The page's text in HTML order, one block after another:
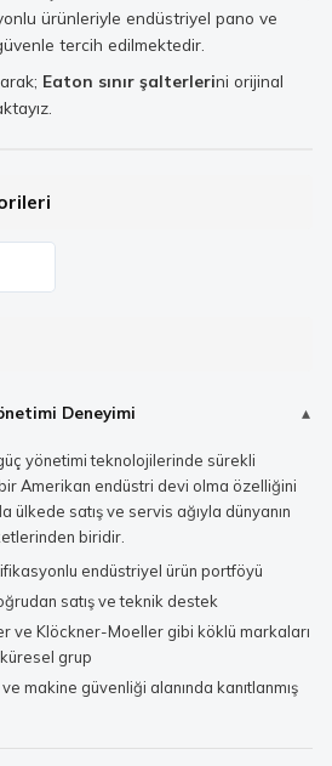
ürünleriyle endüstriyel pano ve
tercih edilmektedir.
Eaton sınır şalterlerini orijinal
Deneyimi
yönetimi teknolojilerinde sürekli
Amerikan endüstri devi olma özelliğini
ülkede satış ve servis ağıyla dünyanın
biridir.
endüstriyel ürün portföyü
satış ve teknik destek
ve Klöckner-Moeller gibi köklü markaları
grup
makine güvenliği alanında kanıtlanmış